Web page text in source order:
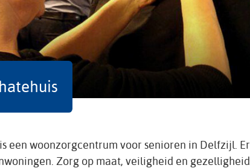
een woonzorgcentrum voor senioren in Delfzijl. Er
Zorg op maat, veiligheid en gezelligheid